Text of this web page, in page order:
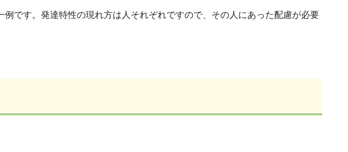
です。 発達特性の現れ方は人それぞれですので、その人にあった配慮が必要